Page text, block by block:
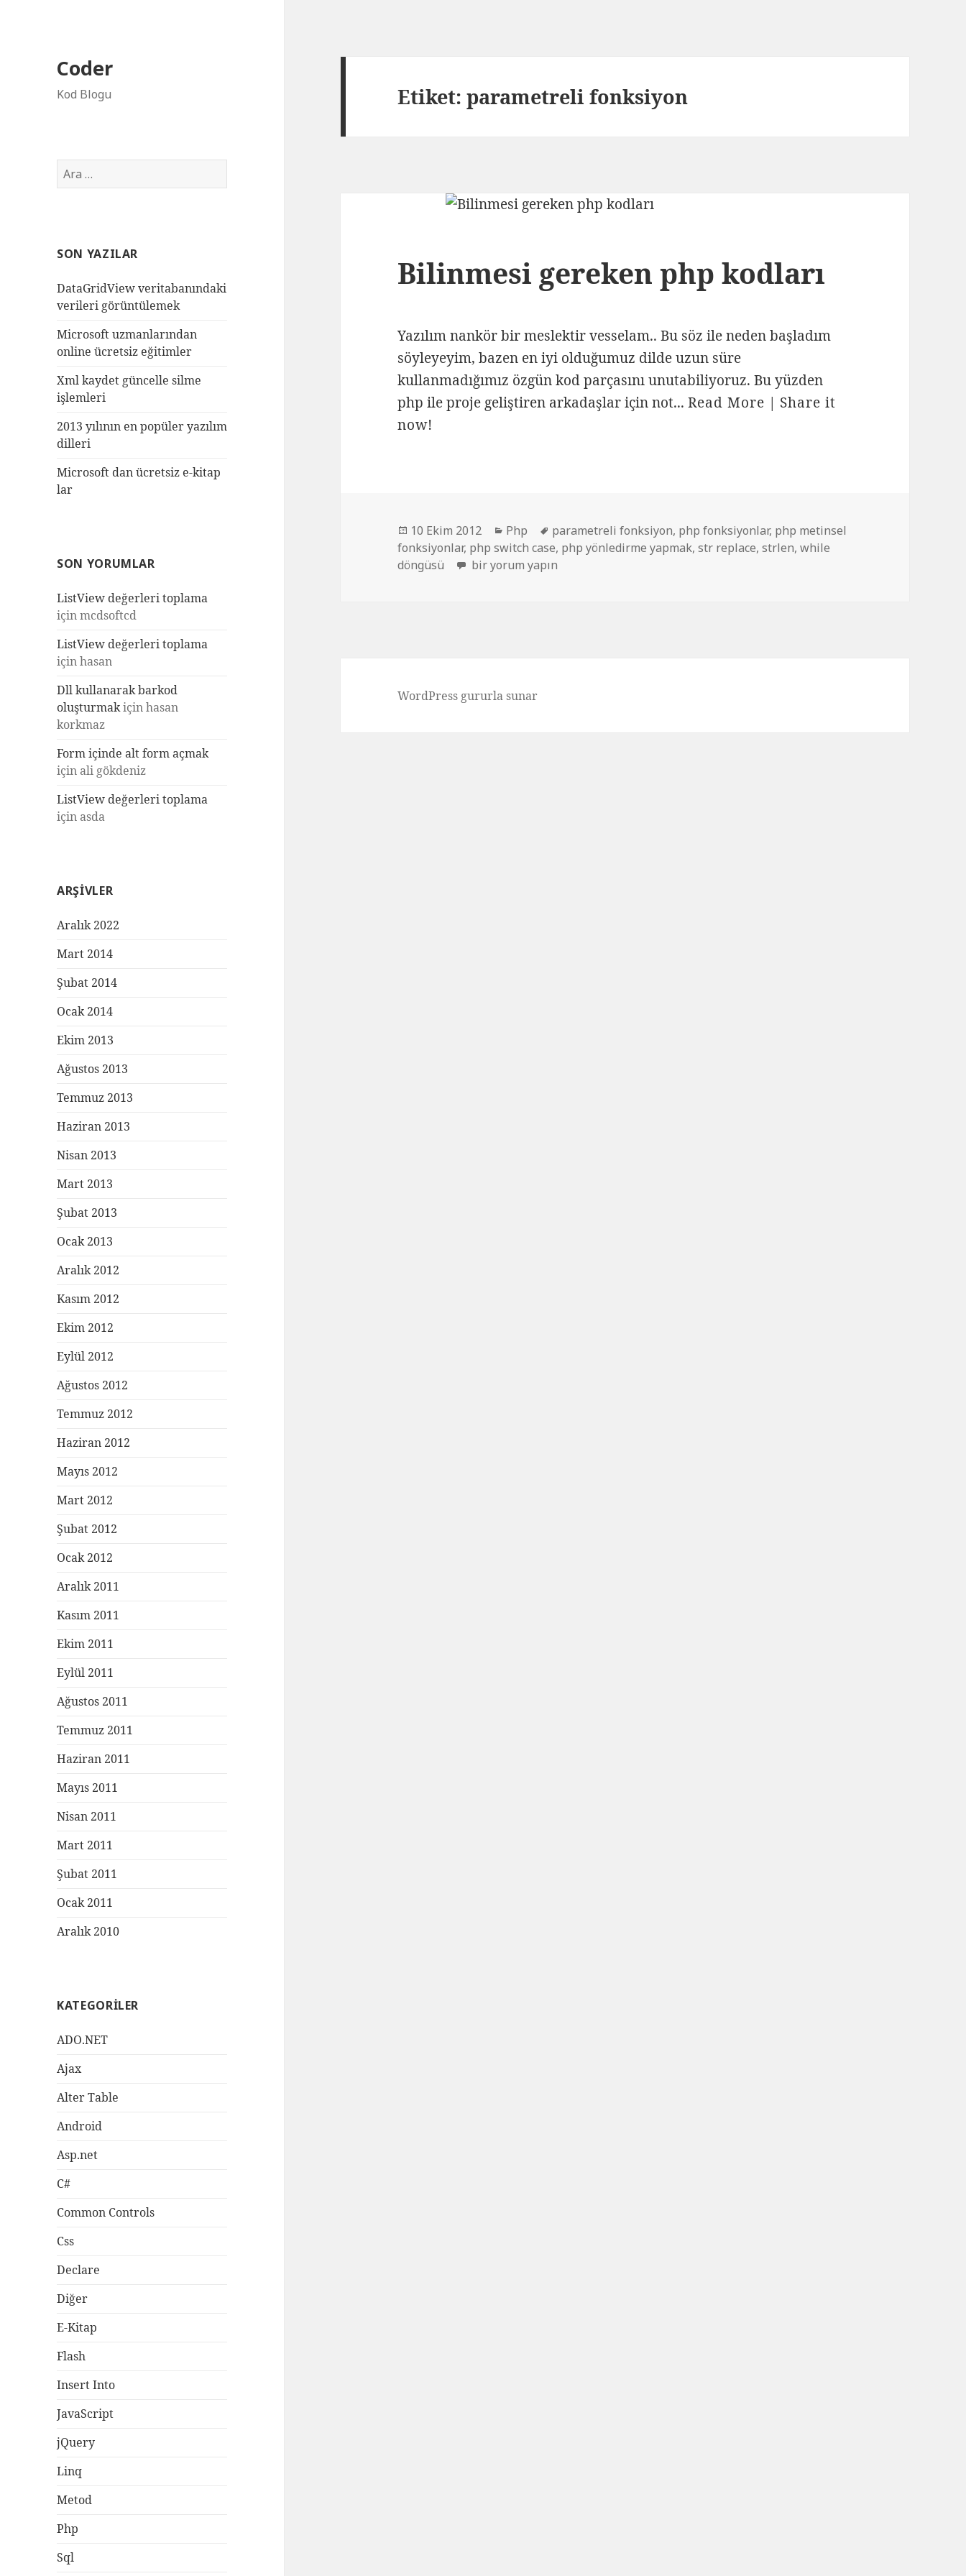
Coder
Kod Blogu
Arama:
SON YAZILAR
DataGridView veritabanındaki
verileri görüntülemek
Microsoft uzmanlarından
online ücretsiz eğitimler
Xml kaydet güncelle silme
işlemleri
2013 yılının en popüler yazılım
dilleri
Microsoft dan ücretsiz e-kitap
lar
SON YORUMLAR
ListView değerleri toplama
içinmcdsoftcd
ListView değerleri toplama
içinhasan
Dll kullanarak barkod
oluşturmakiçinhasan
korkmaz
Form içinde alt form açmak
için ali gökdeniz
ListView değerleri toplama
için asda
ARŞIVLER
Aralık 2022
Mart 2014
Şubat 2014
Ocak 2014
Ekim 2013
Ağustos 2013
Temmuz 2013
Haziran 2013
Nisan 2013
Mart 2013
Şubat 2013
Ocak 2013
Aralık 2012
Kasım 2012
Ekim 2012
Eylül 2012
Ağustos 2012
Temmuz 2012
Haziran 2012
Mayıs 2012
Mart 2012
Şubat 2012
Ocak 2012
Aralık 2011
Kasım 2011
Ekim 2011
Eylül 2011
Ağustos 2011
Temmuz 2011
Haziran 2011
Mayıs 2011
Nisan 2011
Mart 2011
Şubat 2011
Ocak 2011
Aralık 2010
KATEGORILER
ADO.NET
Ajax
Alter Table
Android
Asp.net
C#
Common Controls
Css
Declare
Diğer
E-Kitap
Flash
Insert Into
JavaScript
jQuery
Linq
Metod
Php
Sql
Etiket:parametreli fonksiyon
Bilinmesi gereken php kodları
Yazılım nankör bir meslektir vesselam.. Bu söz ile neden başladım
söyleyeyim, bazen en iyi olduğumuz dilde uzun süre
kullanmadığımız özgün kod parçasını unutabiliyoruz. Bu yüzden
php ile proje geliştiren arkadaşlar için not...Read More | Share it
now!
Yayın
tarihi
10 Ekim 2012 Kategoriler
Php Etiketler
parametreli fonksiyon, php fonksiyonlar, php metinsel
fonksiyonlar, php switch case, php yönledirme yapmak,str replace,strlen,while
döngüsü
Bilinmesi gereken php kodları için
bir yorum yapın
WordPress gururla sunar